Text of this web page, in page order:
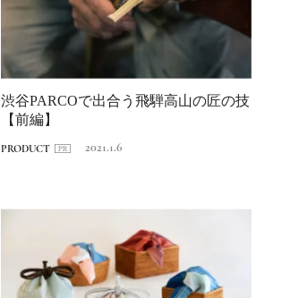
渋谷PARCOで出合う飛騨高山の匠の技
【前編】
PRODUCT 2021.1.6